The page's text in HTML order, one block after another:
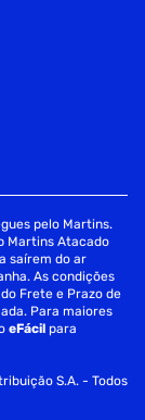
pelo Martins.
Martins Atacado
saírem do ar
As condições
Frete e Prazo de
Para maiores
eFácil para
S.A. - Todos